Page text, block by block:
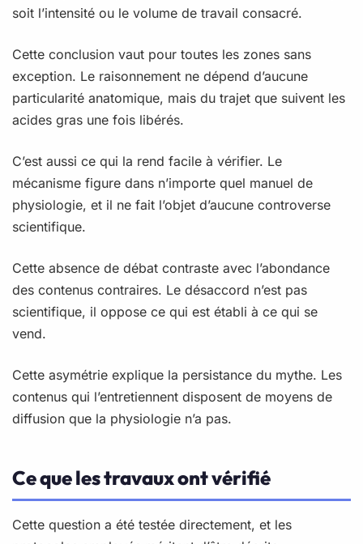
soit l’intensité ou le volume de travail consacré.
Cette conclusion vaut pour toutes les zones sans
exception. Le raisonnement ne dépend d’aucune
particularité anatomique, mais du trajet que suivent les
acides gras une fois libérés.
C’est aussi ce qui la rend facile à vérifier. Le
mécanisme figure dans n’importe quel manuel de
physiologie, et il ne fait l’objet d’aucune controverse
scientifique.
Cette absence de débat contraste avec l’abondance
des contenus contraires. Le désaccord n’est pas
scientifique, il oppose ce qui est établi à ce qui se
vend.
Cette asymétrie explique la persistance du mythe. Les
contenus qui l’entretiennent disposent de moyens de
diffusion que la physiologie n’a pas.
Ce que les travaux ont vérifié
Cette question a été testée directement, et les